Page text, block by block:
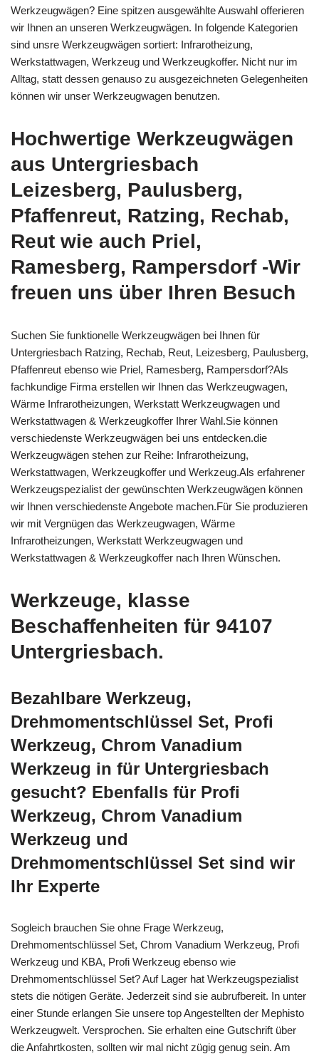
Werkzeugwägen? Eine spitzen ausgewählte Auswahl offerieren
wir Ihnen an unseren Werkzeugwägen. In folgende Kategorien
sind unsre Werkzeugwägen sortiert: Infrarotheizung,
Werkstattwagen, Werkzeug und Werkzeugkoffer. Nicht nur im
Alltag, statt dessen genauso zu ausgezeichneten Gelegenheiten
können wir unser Werkzeugwagen benutzen.
Hochwertige Werkzeugwägen
aus Untergriesbach
Leizesberg, Paulusberg,
Pfaffenreut, Ratzing, Rechab,
Reut wie auch Priel,
Ramesberg, Rampersdorf -Wir
freuen uns über Ihren Besuch
Suchen Sie funktionelle Werkzeugwägen bei Ihnen für
Untergriesbach Ratzing, Rechab, Reut, Leizesberg, Paulusberg,
Pfaffenreut ebenso wie Priel, Ramesberg, Rampersdorf?Als
fachkundige Firma erstellen wir Ihnen das Werkzeugwagen,
Wärme Infrarotheizungen, Werkstatt Werkzeugwagen und
Werkstattwagen & Werkzeugkoffer Ihrer Wahl.Sie können
verschiedenste Werkzeugwägen bei uns entdecken.die
Werkzeugwägen stehen zur Reihe: Infrarotheizung,
Werkstattwagen, Werkzeugkoffer und Werkzeug.Als erfahrener
Werkzeugspezialist der gewünschten Werkzeugwägen können
wir Ihnen verschiedenste Angebote machen.Für Sie produzieren
wir mit Vergnügen das Werkzeugwagen, Wärme
Infrarotheizungen, Werkstatt Werkzeugwagen und
Werkstattwagen & Werkzeugkoffer nach Ihren Wünschen.
Werkzeuge, klasse
Beschaffenheiten für 94107
Untergriesbach.
Bezahlbare Werkzeug,
Drehmomentschlüssel Set, Profi
Werkzeug, Chrom Vanadium
Werkzeug in für Untergriesbach
gesucht? Ebenfalls für Profi
Werkzeug, Chrom Vanadium
Werkzeug und
Drehmomentschlüssel Set sind wir
Ihr Experte
Sogleich brauchen Sie ohne Frage Werkzeug,
Drehmomentschlüssel Set, Chrom Vanadium Werkzeug, Profi
Werkzeug und KBA, Profi Werkzeug ebenso wie
Drehmomentschlüssel Set? Auf Lager hat Werkzeugspezialist
stets die nötigen Geräte. Jederzeit sind sie aubrufbereit. In unter
einer Stunde erlangen Sie unsere top Angestellten der Mephisto
Werkzeugwelt. Versprochen. Sie erhalten eine Gutschrift über
die Anfahrtkosten, sollten wir mal nicht zügig genug sein. Am